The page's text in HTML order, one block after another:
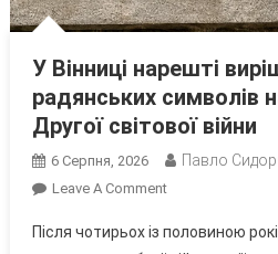
У Вінниці нарешті
радянських символів
Другої світової війни
6 Серпня, 2026 Павло
Leave A CommentOn
Вінниці
Після чотирьох із половиною